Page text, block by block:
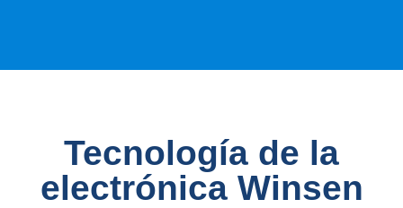
Tecnología de la
electrónica Winsen